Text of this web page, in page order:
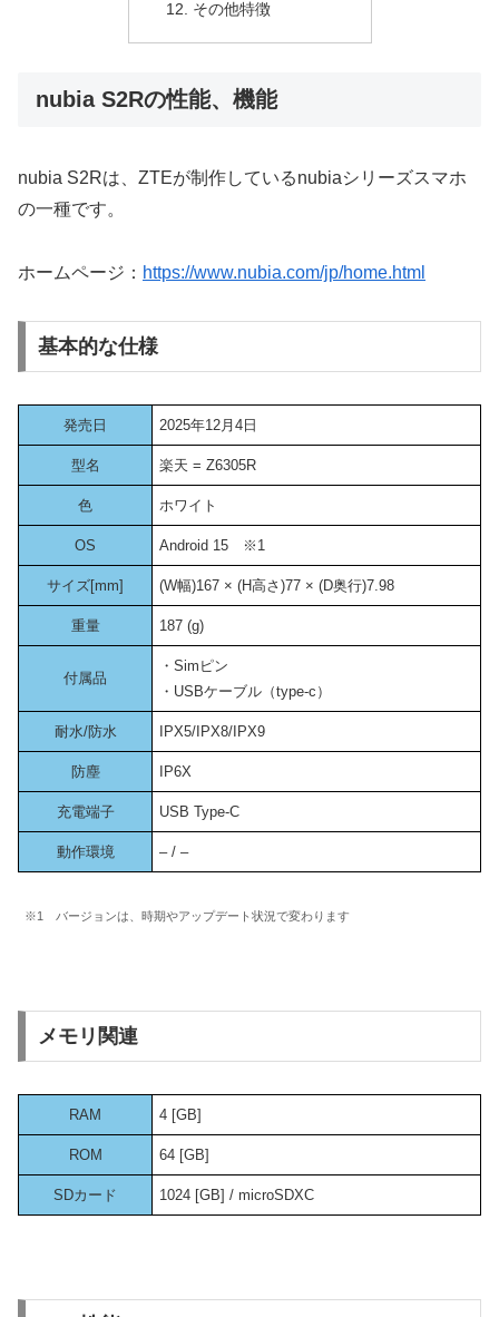
その他特徴
nubia S2Rの性能、機能
nubia S2Rは、ZTEが制作しているnubiaシリーズスマホ
の一種です。
ホームページ： https://www.nubia.com/jp/home.html
基本的な仕様
発売日 2025年12月4日
型名 楽天 = Z6305R
色 ホワイト
OS Android 15 ※1
サイズ[mm] (W幅)167 × (H高さ)77 × (D奥行)7.98
重量 187 (g)
付属品
・Simピン
・USBケーブル（type-c）
耐水/防水 IPX5/IPX8/IPX9
防塵 IP6X
充電端子 USB Type-C
動作環境 – / –
※1 バージョンは、時期やアップデート状況で変わります
メモリ関連
RAM 4 [GB]
ROM 64 [GB]
SDカード 1024 [GB] / microSDXC